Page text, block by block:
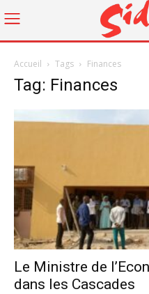
Accueil Tags Finances
Tag: Finances
Le Ministre de
dans les Cascades